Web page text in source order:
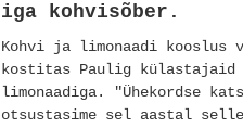
iga kohvisõber.
Kohvi ja limonaadi
kostitas Paulig
limonaadiga. "Ühekordse
otsustasime sel aastal